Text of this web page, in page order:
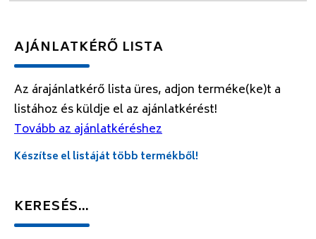
AJÁNLATKÉRŐ LISTA
Az árajánlatkérő lista üres, adjon terméke(ke)t a
listához és küldje el az ajánlatkérést!
Tovább az ajánlatkéréshez
Készítse el listáját több termékből!
KERESÉS…